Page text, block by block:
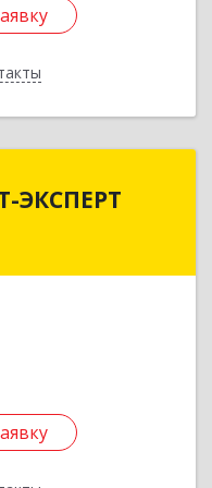
ЭКСПЕРТ
ИТ-ЭКСПЕРТ
Камень г,